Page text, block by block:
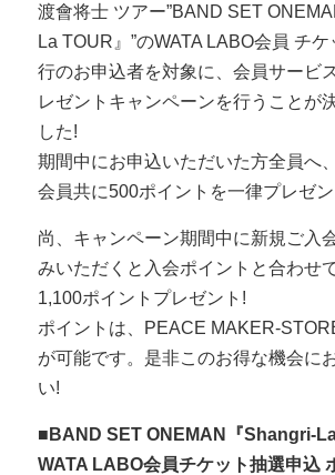
渡會将士 ツアー”BAND SET
La TOUR』”のWATA LABO会員 チ
行のお申込者を対象に、会員サービ
レゼントキャンペーンを行うことが
した!
期間中にお申込いただいた方全員へ
会員共に500ポイントを一律プレゼ
尚、キャンペーン期間中に新規ご入
みいただくと入会ポイントと合わせ
1,100ポイントプレゼント!
ポイントは、PEACE MAKER-
が可能です。是非このお得な機会に
い!
■BAND SET ONEMAN『Shangri-La
WATA LABO会員チケット抽選申込